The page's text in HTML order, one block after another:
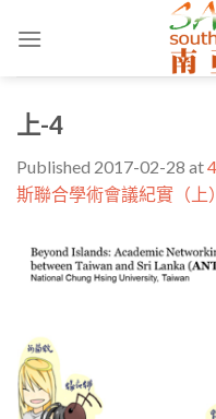
上-4
Published 2017-02-28 at
斯聯合學術會議紀實（上